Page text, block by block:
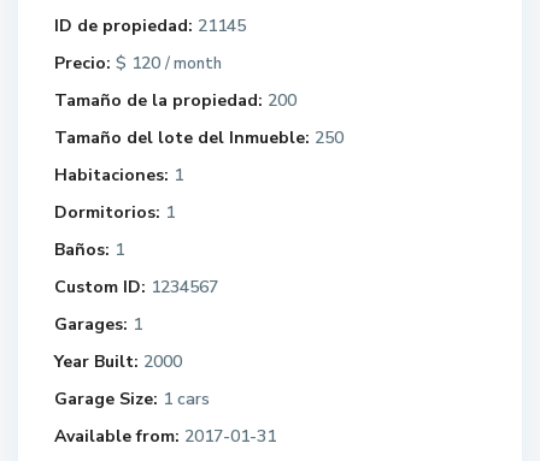
ID de propiedad: 21145
Precio: $ 120 / month
Tamaño de la propiedad: 200
Tamaño del lote del Inmueble: 250
Habitaciones: 1
Dormitorios: 1
Baños: 1
Custom ID: 1234567
Garages: 1
Year Built: 2000
Garage Size: 1 cars
Available from: 2017-01-31